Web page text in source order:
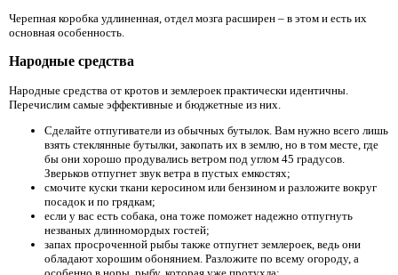
Черепная коробка удлиненная, отдел мозга расширен – в этом и есть их
основная особенность.
Народные средства
Народные средства от кротов и землероек практически идентичны.
Перечислим самые эффективные и бюджетные из них.
Сделайте отпугиватели из обычных бутылок. Вам нужно всего лишь
взять стеклянные бутылки, закопать их в землю, но в том месте, где
бы они хорошо продувались ветром под углом 45 градусов.
Зверьков отпугнет звук ветра в пустых емкостях;
смочите куски ткани керосином или бензином и разложите вокруг
посадок и по грядкам;
если у вас есть собака, она тоже поможет надежно отпугнуть
незваных длинномордых гостей;
запах просроченной рыбы также отпугнет землероек, ведь они
обладают хорошим обонянием. Разложите по всему огороду, а